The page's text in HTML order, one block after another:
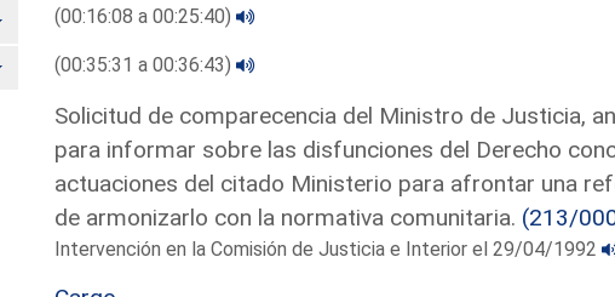
Alternar
Alternar
(00:16:08 a 00:25:40)
(00:35:31 a 00:36:43)
Solicitud de comparecencia del Ministro de Justicia,
para informar sobre las disfunciones del Derecho
actuaciones del citado Ministerio para afrontar una
de armonizarlo con la normativa comunitaria. (213/
Intervención en la Comisión de Justicia e Interior el 29/04/1992